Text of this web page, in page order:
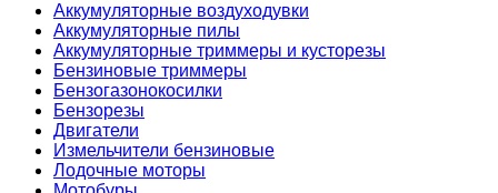
Аккумуляторные воздуходувки
Аккумуляторные пилы
Аккумуляторные триммеры и кусторезы
Бензиновые триммеры
Бензогазонокосилки
Бензорезы
Двигатели
Измельчители бензиновые
Лодочные моторы